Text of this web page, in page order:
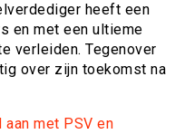
heeft een
en met een ultieme
verleiden. Tegenover
over zijn toekomst na
aan met PSV en